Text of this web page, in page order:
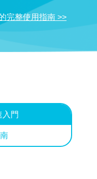
完整使用指南 >>
入門